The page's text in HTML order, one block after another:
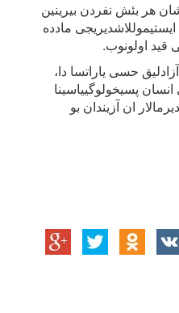
هر بئش نفردن بیرینین
مادده
قید اولونوب.
حسی یاراتسا دا،
پسیخولوگییاسینا
ان آزیندان بو